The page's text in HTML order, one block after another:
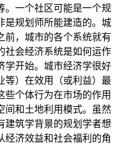
。一个社区可能是一个规
是规划师所能建造的。城
前，城市的各个系统就有
社会经济系统是如何运作
学开始。城市经济学很好
等）在效用（或利益）最
些个体行为在市场的作用
间和土地利用模式。虽然
建筑学背景的规划学者想
经济效益和社会福利的角